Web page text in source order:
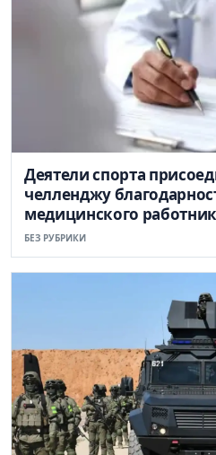
Деятели спорта
челленджу
медицинского
БЕЗ РУБРИКИ